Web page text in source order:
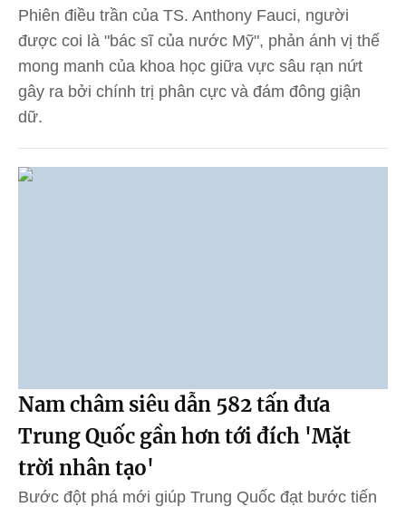
Phiên điều trần của TS. Anthony Fauci, người
được coi là "bác sĩ của nước Mỹ", phản ánh vị thế
mong manh của khoa học giữa vực sâu rạn nứt
gây ra bởi chính trị phân cực và đám đông giận
dữ.
Nam châm siêu dẫn 582 tấn đưa
Trung Quốc gần hơn tới đích 'Mặt
trời nhân tạo'
Bước đột phá mới giúp Trung Quốc đạt bước tiến